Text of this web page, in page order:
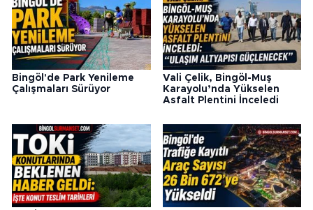
Bingöl'de Park Yenileme
Çalışmaları Sürüyor
Vali Çelik, Bingöl-Muş
Karayolu’nda Yükselen
Asfalt Plentini İnceledi